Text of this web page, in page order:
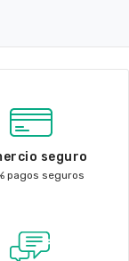
seguro
pagos seguros